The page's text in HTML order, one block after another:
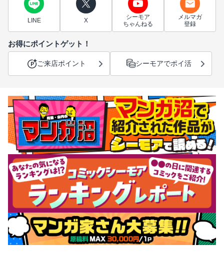
LINE X
シーモア
ちゃんねる
メルマガ
登録
お得にポイントゲット！
ご来店ポイント シーモアでポイ活